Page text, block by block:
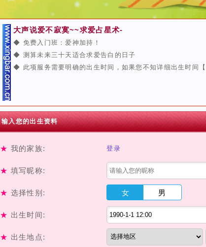
大声说爱不寂寞~~求爱占星术-
◆ 免费入门班：爱神加持！
◆ 测算未来三十天适合求爱告白的日子
◆ 此项服务需要明确的出生时间，如果您不知详细出生时间【
输入您的出生资料
★ 我的家族: 登录
★ 填写昵称:
★ 选择性别: 女 男
★ 出生时间:
★ 出生地点: